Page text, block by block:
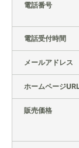
電話番号
電話受付時間
メールアドレス
ホームページ
販売価格